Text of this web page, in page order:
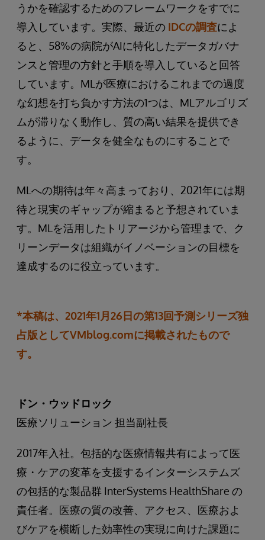
うかを確認するためのフレームワークをすでに
導入しています。実際、最近の IDCの調査によ
ると、58%の病院がAIに特化したデータガバナ
ンスと管理の方針と手順を導入していると回答
しています。MLが医療におけるこれまでの過度
な幻想を打ち負かす方法の1つは、MLアルゴリズ
ムが滞りなく動作し、質の高い結果を提供でき
るように、データを健全なものにすることで
す。
MLへの期待は年々高まっており、2021年には期
待と現実のギャップが縮まると予想されていま
す。MLを活用したトリアージから管理まで、ク
リーンデータは組織がイノベーションの目標を
達成するのに役立っています。
*本稿は、2021年1月26日の第13回予測シリーズ独
占版としてVMblog.comに掲載されたもので
す。
ドン・ウッドロック
医療ソリューション 担当副社長
2017年入社。包括的な医療情報共有によって医
療・ケアの変革を支援するインターシステムズ
の包括的な製品群 InterSystems HealthShare の
責任者。医療の質の改善、アクセス、医療およ
びケアを横断した効率性の実現に向けた課題に